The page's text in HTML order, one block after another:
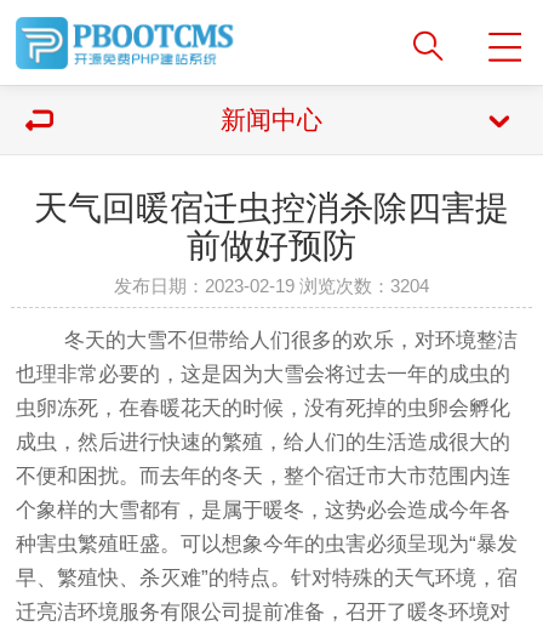
新闻中心
天气回暖宿迁虫控消杀除四害提
前做好预防
发布日期：2023-02-19 浏览次数： 3204
冬天的大雪不但带给人们很多的欢乐，对环境整洁
也理非常必要的，这是因为大雪会将过去一年的成虫的
虫卵冻死，在春暖花天的时候，没有死掉的虫卵会孵化
成虫，然后进行快速的繁殖，给人们的生活造成很大的
不便和困扰。而去年的冬天，整个宿迁市大市范围内连
个象样的大雪都有，是属于暖冬，这势必会造成今年各
种害虫繁殖旺盛。可以想象今年的虫害必须呈现为“暴发
早、繁殖快、杀灭难”的特点。针对特殊的天气环境，宿
迁亮洁环境服务有限公司提前准备，召开了暖冬环境对